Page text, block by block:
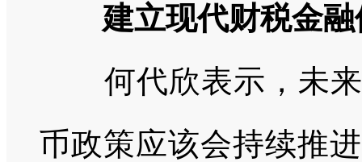
建立现代财税金
何代欣表示，未来
币政策应该会持续推